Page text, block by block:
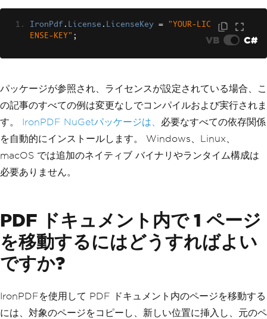
IronPdf . License . LicenseKey =
"YOUR-LIC
ENSE-KEY" ; VB C#
パッケージが参照され、ライセンスが設定されている場合、こ
の記事のすべての例は変更なしでコンパイルおよび実行されま
す。 IronPDF NuGetパッケージは、 必要なすべての依存関係
を自動的にインストールします。 Windows、Linux、
macOS では追加のネイティブ バイナリやランタイム構成は
必要ありません。
PDF ドキュメント内で 1 ページ
を移動するにはどうすればよい
ですか?
IronPDFを使用して PDF ドキュメント内のページを移動する
には、対象のページをコピーし、新しい位置に挿入し、元のペ